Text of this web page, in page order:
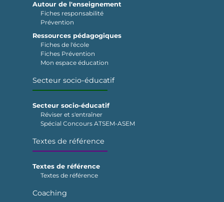
Autour de l'enseignement
Fiches responsabilité
Prévention
Ressources pédagogiques
Fiches de l'école
Fiches Prévention
Mon espace éducation
Secteur socio-éducatif
Secteur socio-éducatif
Réviser et s'entraîner
Spécial Concours ATSEM-ASEM
Textes de référence
Textes de référence
Textes de référence
Coaching